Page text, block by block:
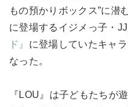
もの預かりボックス”に潜
に登場するイジメっ子・
ド』 に登場していたキャ
なった。
『LOU』は子どもたちが